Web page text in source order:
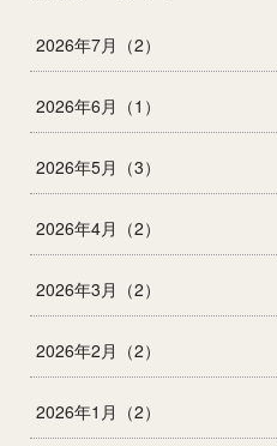
2026年7月（2）
2026年6月（1）
2026年5月（3）
2026年4月（2）
2026年3月（2）
2026年2月（2）
2026年1月（2）